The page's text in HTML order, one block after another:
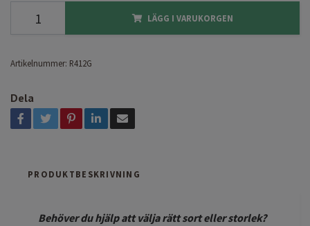
LÄGG I VARUKORGEN
Artikelnummer: R412G
Dela
PRODUKTBESKRIVNING
Behöver du hjälp att välja rätt sort eller storlek?